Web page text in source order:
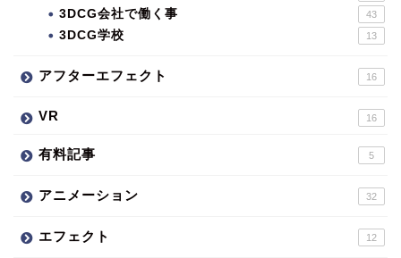
3DCG会社で働く事 43
3DCG学校 13
アフターエフェクト 16
VR 16
有料記事 5
アニメーション 32
エフェクト 12